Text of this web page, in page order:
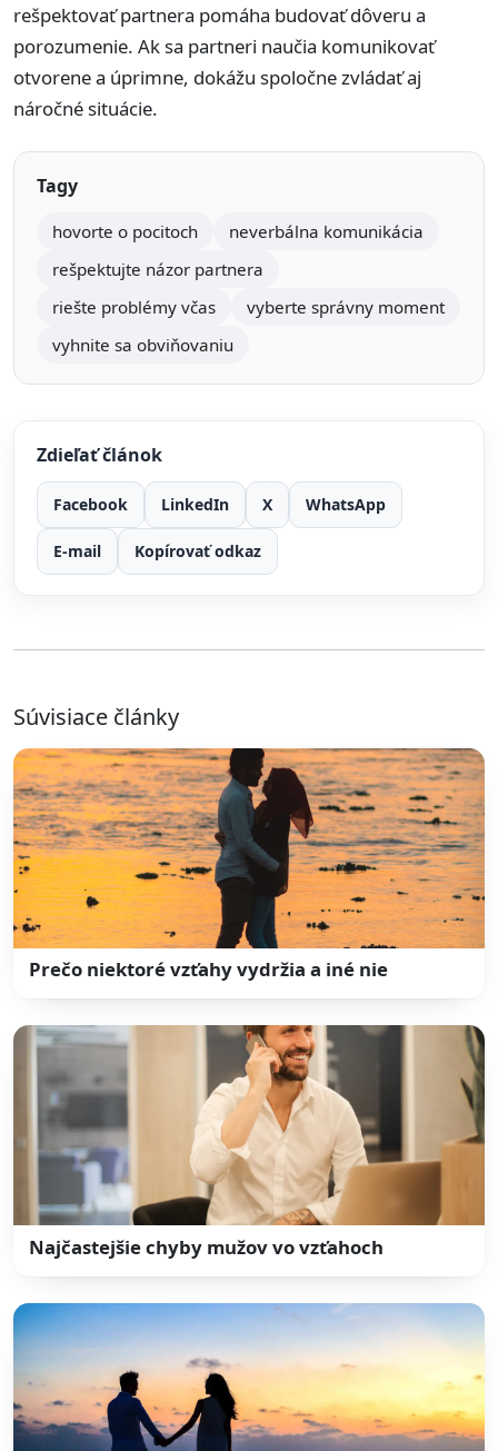
rešpektovať partnera pomáha budovať dôveru a
porozumenie. Ak sa partneri naučia komunikovať
otvorene a úprimne, dokážu spoločne zvládať aj
náročné situácie.
Tagy
hovorte o pocitoch
neverbálna komunikácia
rešpektujte názor partnera
riešte problémy včas
vyberte správny moment
vyhnite sa obviňovaniu
Zdieľať článok
Facebook LinkedIn X WhatsApp
E-mail Kopírovať odkaz
Súvisiace články
Prečo niektoré vzťahy vydržia a iné nie
Najčastejšie chyby mužov vo vzťahoch